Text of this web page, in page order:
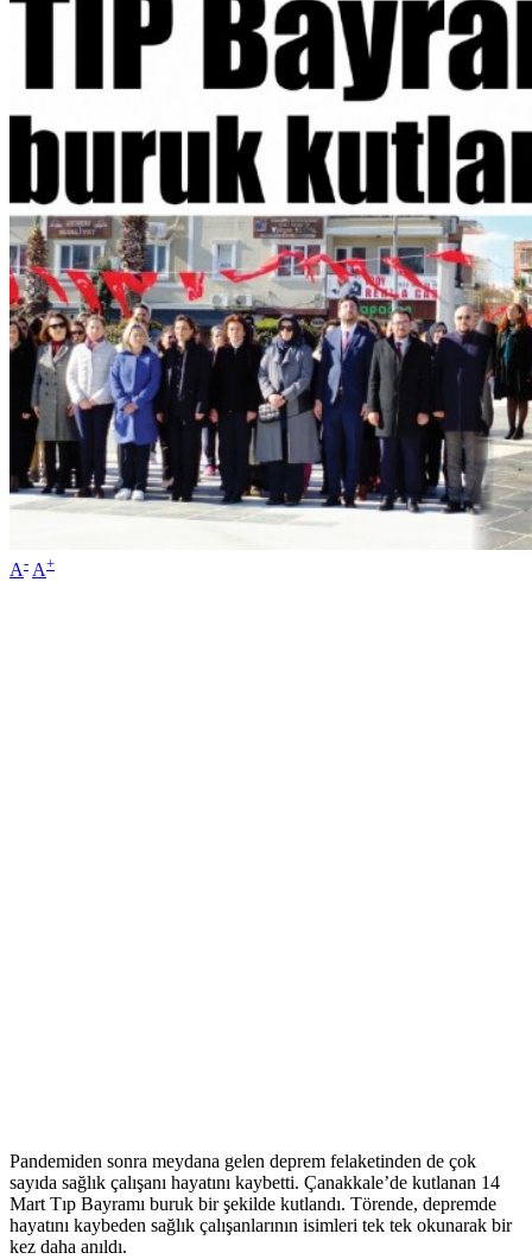
A- A+
Pandemiden sonra meydana gelen deprem felaketinden de çok
sayıda sağlık çalışanı hayatını kaybetti. Çanakkale’de kutlanan 14
Mart Tıp Bayramı buruk bir şekilde kutlandı. Törende, depremde
hayatını kaybeden sağlık çalışanlarının isimleri tek tek okunarak bir
kez daha anıldı.